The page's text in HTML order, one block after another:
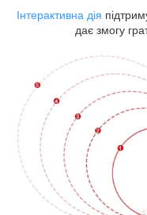
Інтерактивна дія
дає змогу